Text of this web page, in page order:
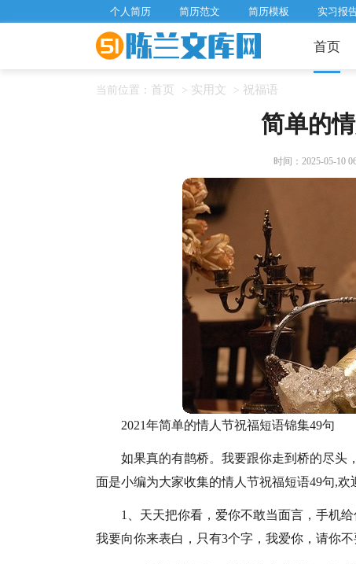
个人简历 简历范文 简历模板 实习报
首页
当前位置： 首页 > 实用文 > 祝福语
简单的
时间：2025-05-10
2021年简单的情人节祝福短语锦集49句
如果真的有鹊桥。我要跟你走到桥的尽头
面是小编为大家收集的情人节祝福短语49句,欢
1、天天把你看，爱你不敢当面言，手机
我要向你来表白，只有3个字，我爱你，请你不